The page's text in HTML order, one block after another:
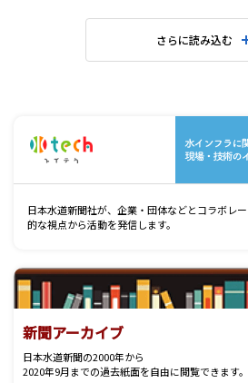
さらに読み込む
日本水道新聞社が、企業・団体などとコラボレ
的な視点から活動を発信します。
新聞アーカイブ
日本水道新聞の2000年から
2020年9月までの過去紙面を自由に閲覧できます。